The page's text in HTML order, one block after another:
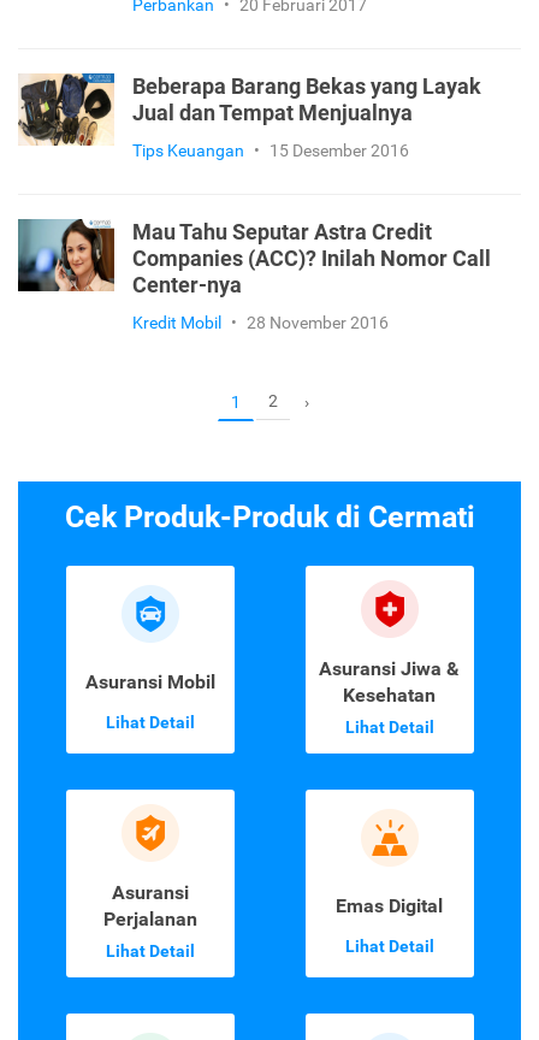
Perbankan • 20 Februari 2017
Beberapa Barang Bekas yang Layak
Jual dan Tempat Menjualnya
Tips Keuangan • 15 Desember 2016
Mau Tahu Seputar Astra Credit
Companies (ACC)? Inilah Nomor Call
Center-nya
Kredit Mobil • 28 November 2016
1 2 ›
Cek Produk-Produk di Cermati
Asuransi Mobil
Lihat Detail
Asuransi Jiwa &
Kesehatan
Lihat Detail
Asuransi
Perjalanan
Lihat Detail
Emas Digital
Lihat Detail